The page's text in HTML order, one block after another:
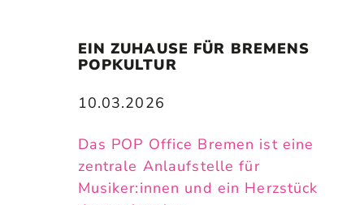
EIN ZUHAUSE FÜR BREMENS
POPKULTUR
10.03.2026
Das POP Office Bremen ist eine
zentrale Anlaufstelle für
Musiker:innen und ein Herzstück